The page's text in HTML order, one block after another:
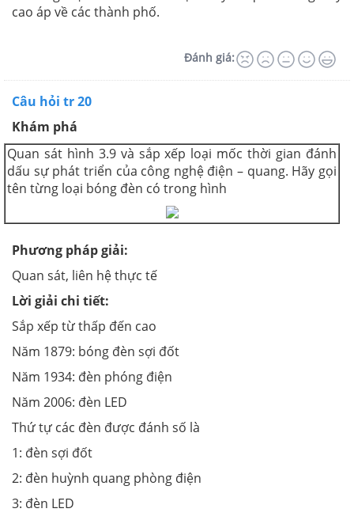
cao áp về các thành phố.
Đánh giá:
Câu hỏi tr 20
Khám phá
Quan sát hình 3.9 và sắp xếp loại mốc thời gian đánh
dấu sự phát triển của công nghệ điện – quang. Hãy gọi
tên từng loại bóng đèn có trong hình
Phương pháp giải:
Quan sát, liên hệ thực tế
Lời giải chi tiết:
Sắp xếp từ thấp đến cao
Năm 1879: bóng đèn sợi đốt
Năm 1934: đèn phóng điện
Năm 2006: đèn LED
Thứ tự các đèn được đánh số là
1: đèn sợi đốt
2: đèn huỳnh quang phòng điện
3: đèn LED